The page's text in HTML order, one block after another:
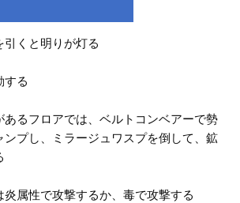
くと明りが灯る
する
あるフロアでは、ベルトコンベアーで勢
ンプし、ミラージュワスプを倒して、鉱
炎属性で攻撃するか、毒で攻撃する